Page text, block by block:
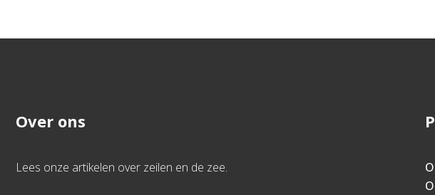
Over ons
Lees onze artikelen over zeilen en de zee.